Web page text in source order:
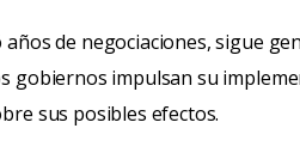
años de negociaciones, sigue
gobiernos impulsan su
sus posibles efectos.